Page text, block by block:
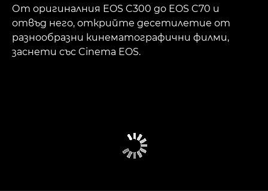
От оригиналния EOS C300 до EOS C70 и
отвъд него, открийте десетилетие от
разнообразни кинематографични филми,
заснети със Cinema EOS.